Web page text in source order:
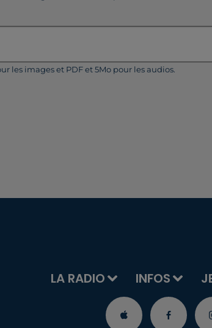
les images et PDF et 5Mo pour les audios.
LA RADIO INFOS